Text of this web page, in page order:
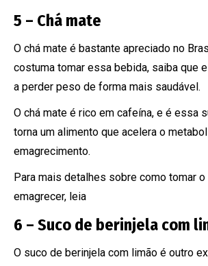
5 – Chá mate
O chá mate é bastante apreciado no
costuma tomar essa bebida, saiba que
a perder peso de forma mais saudável.
O chá mate é rico em cafeína, e é essa
torna um alimento que acelera o
emagrecimento.
Para mais detalhes sobre como tomar o
emagrecer, leia
6 – Suco de berinjela com
O suco de berinjela com limão é outro